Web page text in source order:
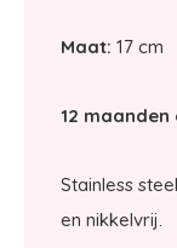
Maat: 17 cm
12
Stainless
en nikkelvrij.